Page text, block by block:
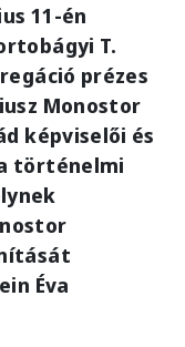
11-én
T.
prézes
Monostor
képviselői és
történelmi
Éva